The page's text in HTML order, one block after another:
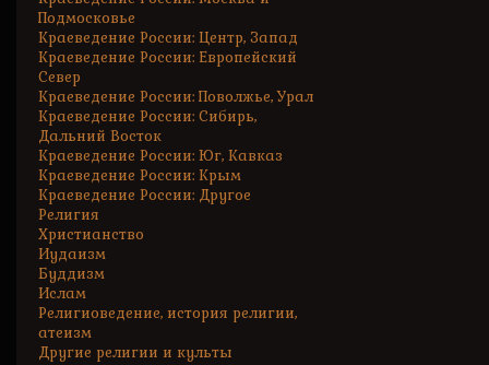
Подмосковье
Краеведение России: Центр, Запад
Краеведение России: Европейский
Север
Краеведение России: Поволжье, Урал
Краеведение России: Сибирь,
Дальний Восток
Краеведение России: Юг, Кавказ
Краеведение России: Крым
Краеведение России: Другое
Религия
Христианство
Иудаизм
Буддизм
Ислам
Религиоведение, история религии,
атеизм
Другие религии и культы